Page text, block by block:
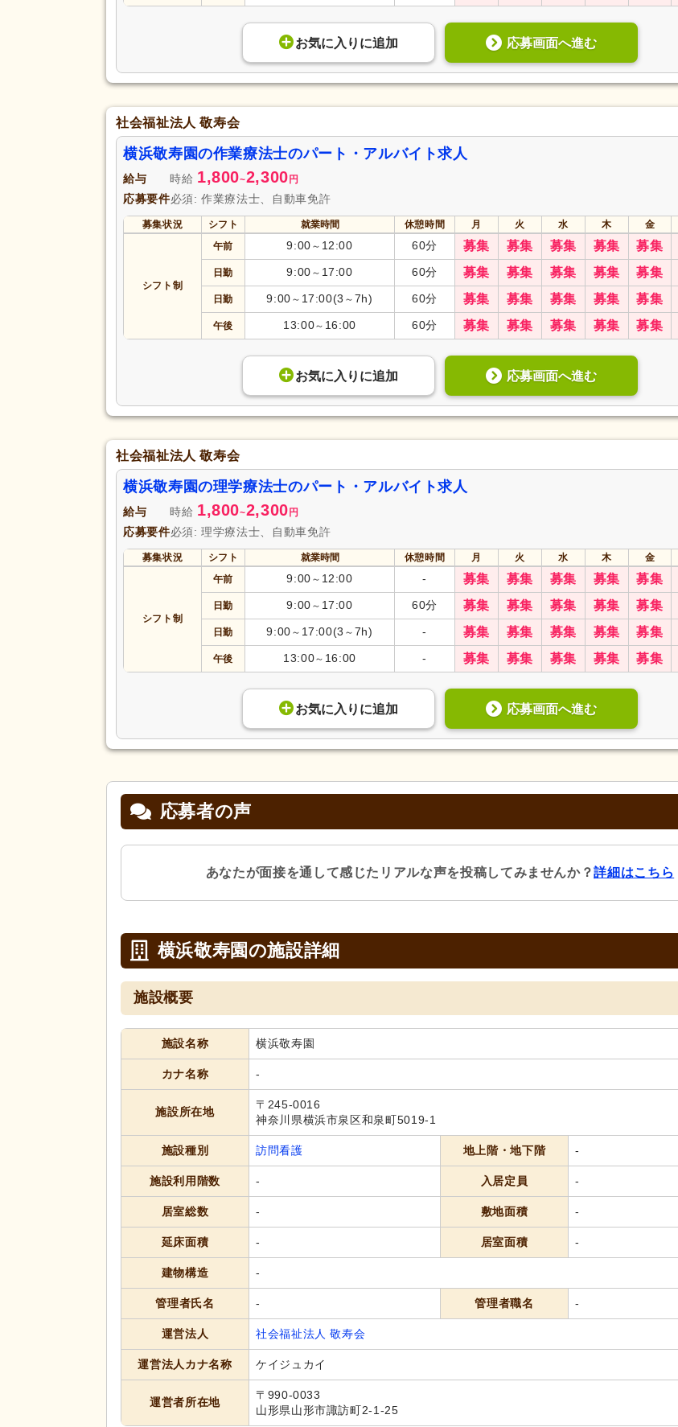
お気に入り に追加 応募画面へ進む
社会福祉法人 敬寿会
横浜敬寿園の作業療法士のパート・アルバイト求人
給与 時給 1,800~2,300 円
応募要件必須: 作業療法士、自動車免許
募集状況 シフト 就業時間 休憩時間 月 火 水 木 金
シフト制
午前 9:00 ～ 12:00 60分 募集 募集 募集 募集 募集
日勤 9:00 ～ 17:00 60分 募集 募集 募集 募集 募集
日勤 9:00 ～ 17:00(3 ～ 7h) 60分 募集 募集 募集 募集 募集
午後 13:00～ 16:00 60分 募集 募集 募集 募集 募集
お気に入り に追加 応募画面へ進む
社会福祉法人 敬寿会
横浜敬寿園の理学療法士のパート・アルバイト求人
給与 時給 1,800~2,300 円
応募要件必須: 理学療法士、自動車免許
募集状況 シフト 就業時間 休憩時間 月 火 水 木 金
シフト制
午前 9:00 ～ 12:00 - 募集 募集 募集 募集 募集
日勤 9:00 ～ 17:00 60分 募集 募集 募集 募集 募集
日勤 9:00 ～ 17:00(3 ～ 7h) - 募集 募集 募集 募集 募集
午後 13:00～ 16:00 - 募集 募集 募集 募集 募集
お気に入り に追加 応募画面へ進む
応募者の声
あなたが面接を通して感じたリアルな声を投稿してみませんか？詳細はこちら
横浜敬寿園の施設詳細
施設概要
施設名称 横浜敬寿園
カナ名称 -
施設所在地
〒245-0016
神奈川県横浜市泉区和泉町5019-1
施設種別 訪問看護 地上階・地下階 -
施設利用階数 - 入居定員 -
居室総数 - 敷地面積 -
延床面積 - 居室面積 -
建物構造 -
管理者氏名 - 管理者職名 -
運営法人 社会福祉法人 敬寿会
運営法人カナ名称 ケイジュカイ
運営者所在地
〒990-0033
山形県山形市諏訪町2-1-25